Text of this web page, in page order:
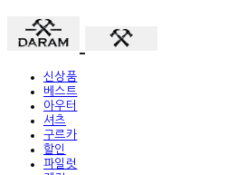
신상품
베스트
아우터
셔츠
구르카
할인
파일럿